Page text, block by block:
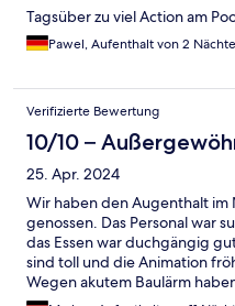
Tagsüber zu viel Action am
Pawel, Aufenthalt von 2
Verifizierte Bewertung
10/10 –
25. Apr. 2024
Wir haben den Augenthalt im
genossen. Das Personal war
das Essen war duchgängig
sind toll und die Animation
Wegen akutem Baulärm
Zimmer getauscht, für einige